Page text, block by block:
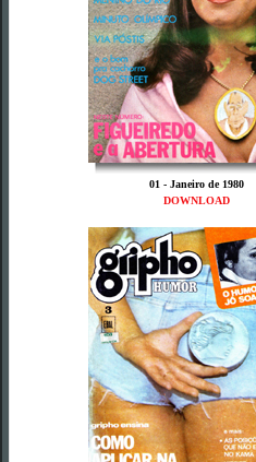
01 - Janeiro de 1980
DOWNLOAD